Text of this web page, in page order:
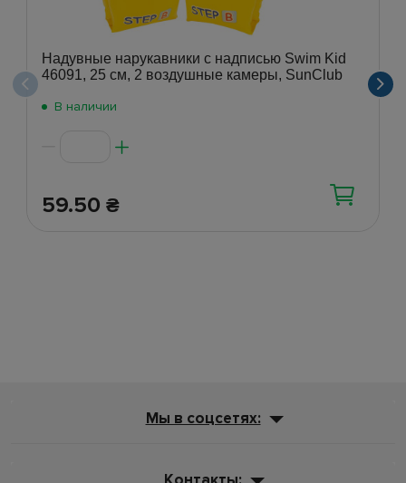
Надувные нарукавники с надписью Swim Kid
46091, 25 см, 2 воздушные камеры, SunClub
В наличии
59.50 ₴
Мы в соцсетях: